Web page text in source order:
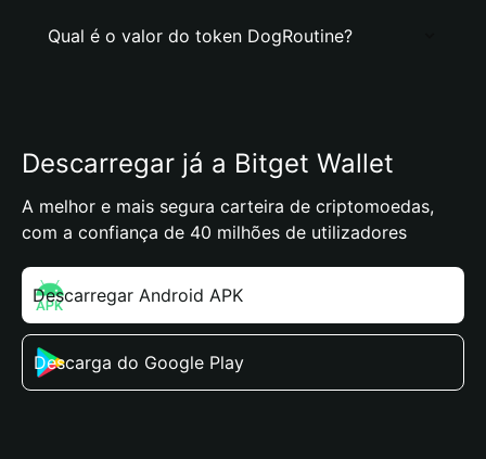
Qual é o valor do token DogRoutine?
Descarregar já a Bitget Wallet
A melhor e mais segura carteira de criptomoedas,
com a confiança de 40 milhões de utilizadores
Descarregar Android APK
Descarga do Google Play